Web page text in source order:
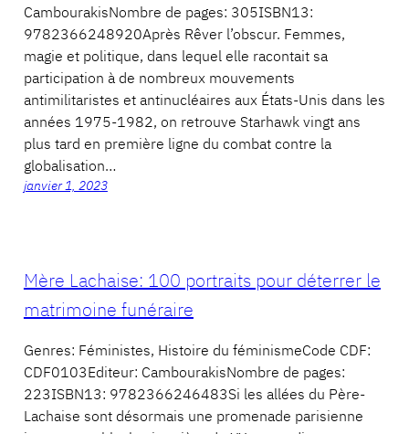
CambourakisNombre de pages: 305ISBN13:
9782366248920Après Rêver l’obscur. Femmes,
magie et politique, dans lequel elle racontait sa
participation à de nombreux mouvements
antimilitaristes et antinucléaires aux États-Unis dans les
années 1975-1982, on retrouve Starhawk vingt ans
plus tard en première ligne du combat contre la
globalisation…
janvier 1, 2023
Mère Lachaise: 100 portraits pour déterrer le
matrimoine funéraire
Genres: Féministes, Histoire du féminismeCode CDF:
CDF0103Editeur: CambourakisNombre de pages:
223ISBN13: 9782366246483Si les allées du Père-
Lachaise sont désormais une promenade parisienne